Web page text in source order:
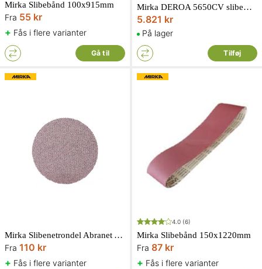
Mirka Slibebånd 100x915mm
Fra 55 kr
+ Fås i flere varianter
Gå til
Mirka DEROA 5650CV slibemaskine 125/150 mm
5.821 kr
På lager
Tilføj
Mirka Slibenet­rondel Abranet Ace HD 125mm Grip P
Fra 110 kr
+ Fås i flere varianter
4.0 (6)
Mirka Slibebånd 150x1220mm
Fra 87 kr
+ Fås i flere varianter